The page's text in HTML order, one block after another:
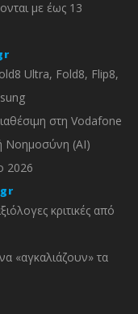
με έως 13
Ultra, Fold8, Flip8,
στη Vodafone
Νοημοσύνη (AI)
2026
κριτικές από
«αγκαλιάζουν» τα